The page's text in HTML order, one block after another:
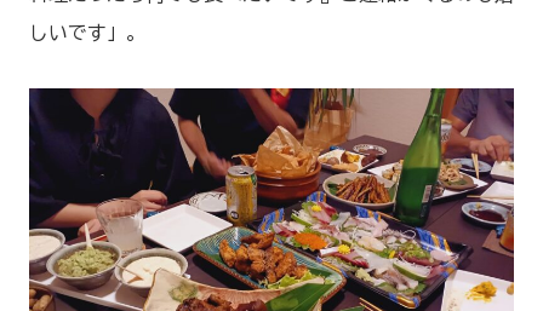
しいです」。